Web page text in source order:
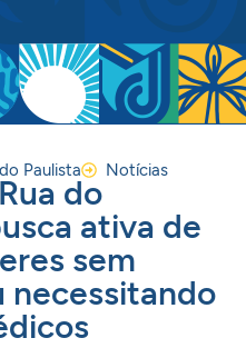
Paulista Notícias
do
ativa de
sem
necessitando